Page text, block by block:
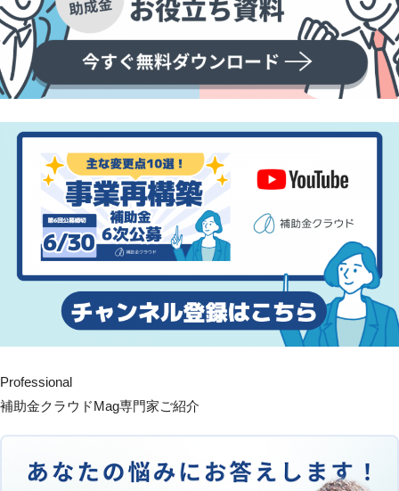
Professional
補助金クラウドMag専門家ご紹介